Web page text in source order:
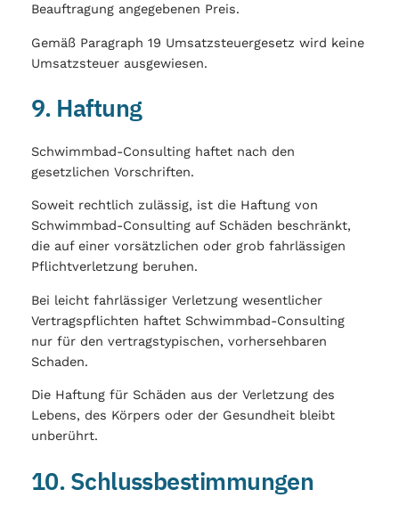
Beauftragung angegebenen Preis.
Gemäß Paragraph 19 Umsatzsteuergesetz wird keine
Umsatzsteuer ausgewiesen.
9. Haftung
Schwimmbad-Consulting haftet nach den
gesetzlichen Vorschriften.
Soweit rechtlich zulässig, ist die Haftung von
Schwimmbad-Consulting auf Schäden beschränkt,
die auf einer vorsätzlichen oder grob fahrlässigen
Pflichtverletzung beruhen.
Bei leicht fahrlässiger Verletzung wesentlicher
Vertragspflichten haftet Schwimmbad-Consulting
nur für den vertragstypischen, vorhersehbaren
Schaden.
Die Haftung für Schäden aus der Verletzung des
Lebens, des Körpers oder der Gesundheit bleibt
unberührt.
10. Schlussbestimmungen